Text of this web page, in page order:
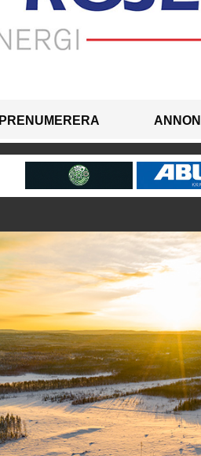
PRENUMERERA